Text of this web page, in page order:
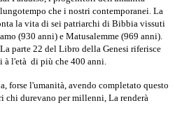
che i nostri contemporanei. La
la vita di sei patriarchi di Bibbia vissuti
(930 anni) e Matusalemme (969 anni).
parte 22 del Libro della Genesi riferisce
l'età di più che 400 anni.
forse l'umanità, avendo completato questo
chi durevano per millenni, La renderà